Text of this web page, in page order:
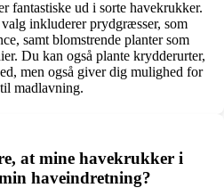
fantastiske ud i sorte havekrukker.
inkluderer prydgræsser, som
samt blomstrende planter som
Du kan også plante krydderurter,
men også giver dig mulighed for
madlavning.
at mine havekrukker i
haveindretning?